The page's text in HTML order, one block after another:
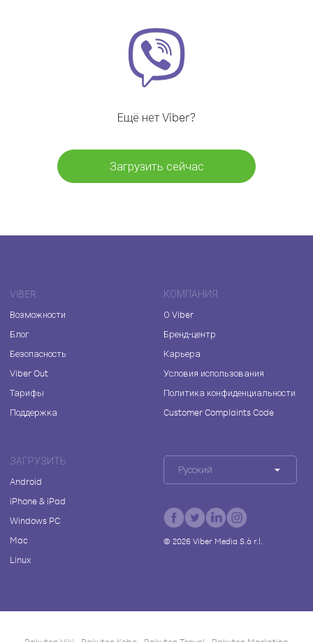
Ещё нет Viber?
Загрузить сейчас
VIBER
Возможности
Блог
Безопасность
Viber Out
Тарифы
Поддержка
КОМПАНИЯ
О Viber
Бренд-центр
Карьера
Условия использования
Политика конфиденциальности
Customer Complaints Code
ЗАГРУЗИТЬ
Android
iPhone & iPad
Windows PC
Mac
Linux
Русский
© 2026Viber Media S.à r.l.